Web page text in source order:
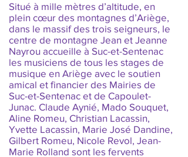
Situé à mille mètres d’altitude, en
plein cœur des montagnes d’Ariège,
dans le massif des trois seigneurs, le
centre de montagne Jean et Jeanne
Nayrou accueille à Suc-et-Sentenac
les musiciens de tous les stages de
musique en Ariège avec le soutien
amical et financier des Mairies de
Suc-et-Sentenac et de Capoulet-
Junac. Claude Aynié, Mado Souquet,
Aline Romeu, Christian Lacassin,
Yvette Lacassin, Marie José Dandine,
Gilbert Romeu, Nicole Revol, Jean-
Marie Rolland sont les fervents